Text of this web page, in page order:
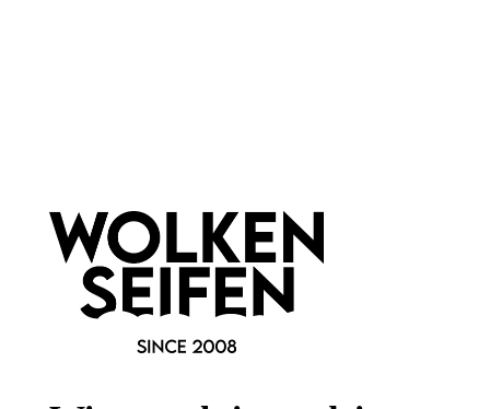
Informationen
Gesetzliche Informationen